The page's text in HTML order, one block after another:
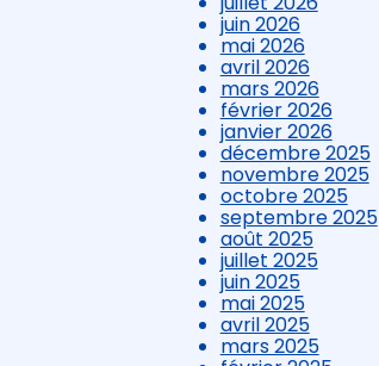
juin 2026
mai 2026
avril 2026
mars 2026
février 2026
janvier 2026
décembre 2025
novembre 2025
octobre 2025
septembre 2025
août 2025
juillet 2025
juin 2025
mai 2025
avril 2025
mars 2025